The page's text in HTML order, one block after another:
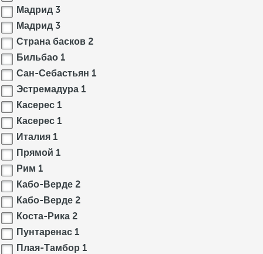
Мадрид 3
Мадрид 3
Страна басков 2
Бильбао 1
Сан-Себастьян 1
Эстремадура 1
Касерес 1
Касерес 1
Италия 1
Прямой 1
Рим 1
Кабо-Верде 2
Кабо-Верде 2
Коста-Рика 2
Пунтаренас 1
Плая-Тамбор 1